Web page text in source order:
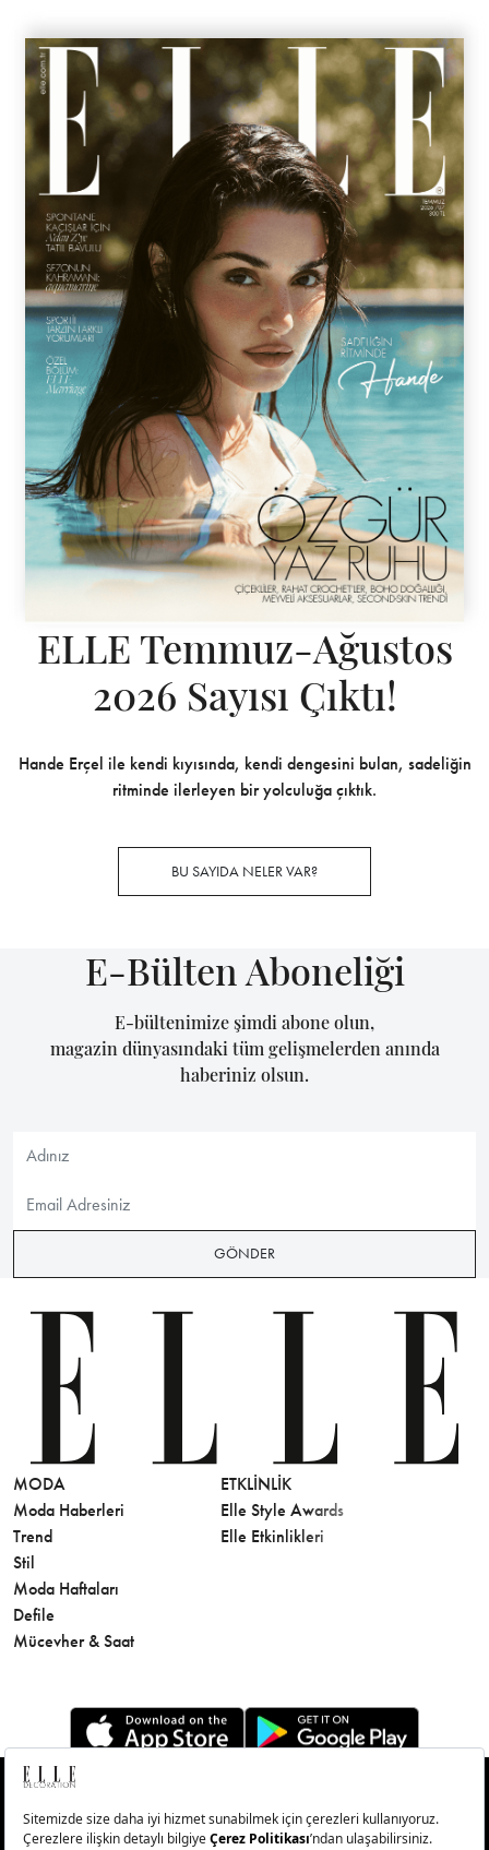
ELLE Temmuz-Ağustos
2026 Sayısı Çıktı!
Hande Erçel ile kendi kıyısında, kendi dengesini bulan, sadeliğin
ritminde ilerleyen bir yolculuğa çıktık.
BU SAYIDA NELER VAR?
E-Bülten Aboneliği
E-bültenimize şimdi abone olun,
magazin dünyasındaki tüm gelişmelerden anında
haberiniz olsun.
GÖNDER
MODA
Moda Haberleri
Trend
Stil
Moda Haftaları
Defile
Mücevher & Saat
ETKLINLIK
Elle Style Awards
Elle Etkinlikleri